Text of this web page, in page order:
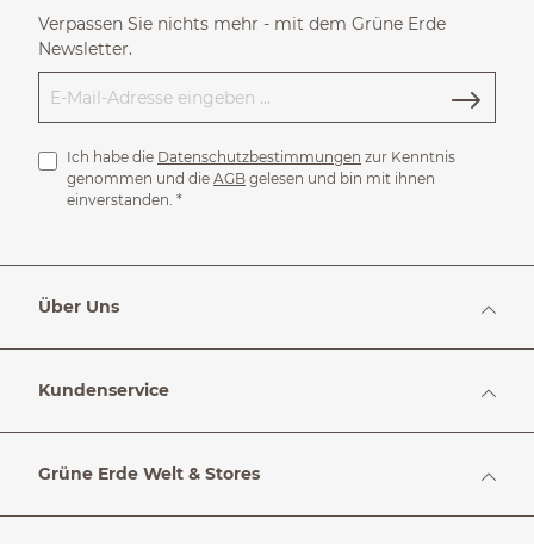
Verpassen Sie nichts mehr - mit dem Grüne Erde
Newsletter.
Ich habe die Datenschutzbestimmungen zur Kenntnis
genommen und die AGB gelesen und bin mit ihnen
einverstanden. *
Über Uns
Kundenservice
Grüne Erde Welt & Stores